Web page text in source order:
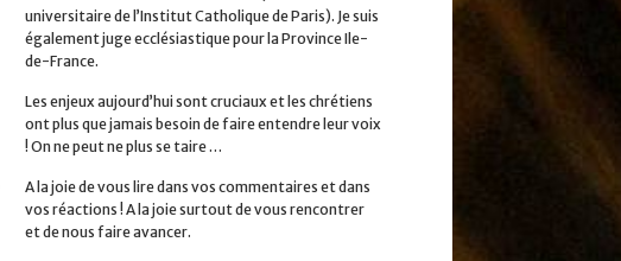
universitaire de l’Institut Catholique de Paris). Je suis
également juge ecclésiastique pour la Province Ile-
de-France.
Les enjeux aujourd’hui sont cruciaux et les chrétiens
ont plus que jamais besoin de faire entendre leur voix
! On ne peut ne plus se taire …
A la joie de vous lire dans vos commentaires et dans
vos réactions ! A la joie surtout de vous rencontrer
et de nous faire avancer.